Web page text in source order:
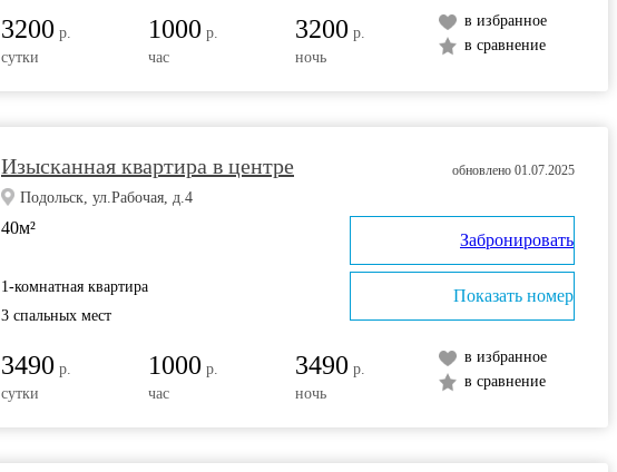
3200 р.
сутки
1000 р.
час
3200 р.
ночь
в избранное
в сравнение
Изысканная квартира в центре
Подольск, ул.Рабочая, д.4
40м²
1-комнатная квартира
3 спальных мест
3490 р.
сутки
1000 р.
час
3490 р.
ночь
обновлено 01.07.2025
в избранное
в сравнение
Забронировать
Показать номер